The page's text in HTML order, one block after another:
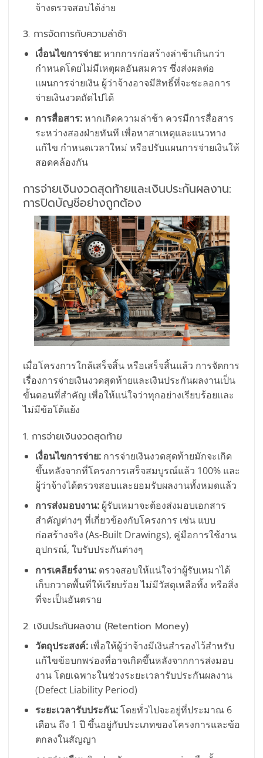
จ้างตรวจสอบได้ง่าย
3. การจัดการกับความล่าช้า
เงื่อนไขการจ่าย:หากการก่อสร้างล่าช้าเกินกว่า
กำหนดโดยไม่มีเหตุผลอันสมควร ซึ่งส่งผลต่อ
แผนการจ่ายเงิน ผู้ว่าจ้างอาจมีสิทธิ์ที่จะชะลอการ
จ่ายเงินงวดถัดไปได้
การสื่อสาร:หากเกิดความล่าช้า ควรมีการสื่อสาร
ระหว่างสองฝ่ายทันที เพื่อหาสาเหตุและแนวทาง
แก้ไข กำหนดเวลาใหม่ หรือปรับแผนการจ่ายเงินให้
สอดคล้องกัน
การจ่ายเงินงวดสุดท้ายและเงินประกันผลงาน:
การปิดบัญชีอย่างถูกต้อง
เมื่อโครงการใกล้เสร็จสิ้น หรือเสร็จสิ้นแล้ว การจัดการ
เรื่องการจ่ายเงินงวดสุดท้ายและเงินประกันผลงานเป็น
ขั้นตอนที่สำคัญ เพื่อให้แน่ใจว่าทุกอย่างเรียบร้อยและ
ไม่มีข้อโต้แย้ง
1. การจ่ายเงินงวดสุดท้าย
เงื่อนไขการจ่าย:การจ่ายเงินงวดสุดท้ายมักจะเกิด
ขึ้นหลังจากที่โครงการเสร็จสมบูรณ์แล้ว 100% และ
ผู้ว่าจ้างได้ตรวจสอบและยอมรับผลงานทั้งหมดแล้ว
การส่งมอบงาน:ผู้รับเหมาจะต้องส่งมอบเอกสาร
สำคัญต่างๆ ที่เกี่ยวข้องกับโครงการ เช่น แบบ
ก่อสร้างจริง (As-Built Drawings), คู่มือการใช้งาน
อุปกรณ์, ใบรับประกันต่างๆ
การเคลียร์งาน:ตรวจสอบให้แน่ใจว่าผู้รับเหมาได้
เก็บกวาดพื้นที่ให้เรียบร้อย ไม่มีวัสดุเหลือทิ้ง หรือสิ่ง
ที่จะเป็นอันตราย
2. เงินประกันผลงาน (Retention Money)
วัตถุประสงค์:เพื่อให้ผู้ว่าจ้างมีเงินสำรองไว้สำหรับ
แก้ไขข้อบกพร่องที่อาจเกิดขึ้นหลังจากการส่งมอบ
งาน โดยเฉพาะในช่วงระยะเวลารับประกันผลงาน
(Defect Liability Period)
ระยะเวลารับประกัน:โดยทั่วไปจะอยู่ที่ประมาณ 6
เดือน ถึง 1 ปี ขึ้นอยู่กับประเภทของโครงการและข้อ
ตกลงในสัญญา